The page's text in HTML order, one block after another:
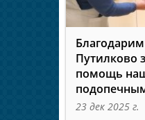
Путилково
помощь
23 дек 2025 г.